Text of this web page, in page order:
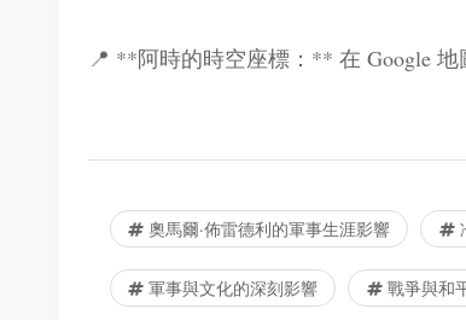
📍 **阿時的時空座標：** 在 Google
奧馬爾·佈雷德利的軍事生涯影響
軍事與文化的深刻影響 戰爭與和